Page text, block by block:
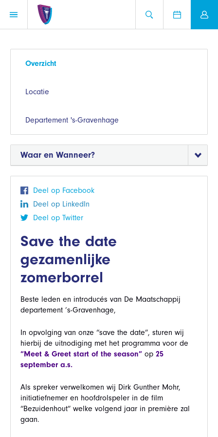
Overzicht
Locatie
Departement 's-Gravenhage
Waar en Wanneer?
Deel op Facebook
Deel op LinkedIn
Deel op Twitter
Save the date
gezamenlijke
zomerborrel
Beste leden en introducés van De Maatschappij
departement ’s-Gravenhage,
In opvolging van onze “save the date”, sturen wij
hierbij de uitnodiging met het programma voor de
“Meet & Greet start of the season” op 25
september a.s.
Als spreker verwelkomen wij Dirk Gunther Mohr,
initiatiefnemer en hoofdrolspeler in de film
“Bezuidenhout” welke volgend jaar in première zal
gaan.